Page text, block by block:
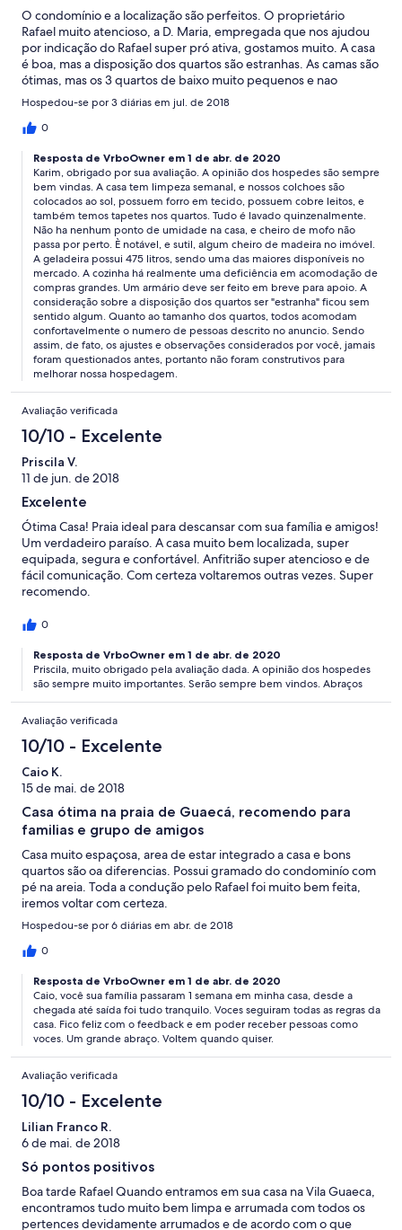
O condomínio e a localização são perfeitos. O proprietário
Rafael muito atencioso, a D. Maria, empregada que nos ajudou
por indicação do Rafael super pró ativa, gostamos muito. A casa
é boa, mas a disposição dos quartos são estranhas. As camas são
ótimas, mas os 3 quartos de baixo muito pequenos e nao
acomoda famílias com crianças, tem cheiro forte de umidade. O
quarto de cima pra família é muito bom mas não tem banheiro
exclusivo o que não é problema. A cozinha é pequena mas o
pouquíssimo espaço e 1 geladeira acaba sendo pouco.
Estávamos em 3 famílias, faltou espaço pra colocar tudo pq há
freezer mas a maioria dos itens são de geladeira. A estadia foi
boa no geral mas esses detalhes fazem diferença. Fomos bem
atendidos, e fiquei sabendo que o Rafael está fazendo
melhorias aos poucos.
Hospedou-se por 3 diárias em jul. de 2018
0
Resposta de VrboOwner em 1 de abr. de 2020
Karim, obrigado por sua avaliação. A opinião dos hospedes são sempre
bem vindas. A casa tem limpeza semanal, e nossos colchoes são
colocados ao sol, possuem forro em tecido, possuem cobre leitos, e
também temos tapetes nos quartos. Tudo é lavado quinzenalmente.
Não ha nenhum ponto de umidade na casa, e cheiro de mofo não
passa por perto. È notável, e sutil, algum cheiro de madeira no imóvel.
A geladeira possui 475 litros, sendo uma das maiores disponíveis no
mercado. A cozinha há realmente uma deficiência em acomodação de
compras grandes. Um armário deve ser feito em breve para apoio. A
consideração sobre a disposição dos quartos ser "estranha" ficou sem
sentido algum. Quanto ao tamanho dos quartos, todos acomodam
confortavelmente o numero de pessoas descrito no anuncio. Sendo
assim, de fato, os ajustes e observações considerados por você, jamais
foram questionados antes, portanto não foram construtivos para
melhorar nossa hospedagem.
Avaliação verificada
10/10 - Excelente
Priscila V.
11 de jun. de 2018
Excelente
Ótima Casa! Praia ideal para descansar com sua família e amigos!
Um verdadeiro paraíso. A casa muito bem localizada, super
equipada, segura e confortável. Anfitrião super atencioso e de
fácil comunicação. Com certeza voltaremos outras vezes. Super
recomendo.
0
Resposta de VrboOwner em 1 de abr. de 2020
Priscila, muito obrigado pela avaliação dada. A opinião dos hospedes
são sempre muito importantes. Serão sempre bem vindos. Abraços
Avaliação verificada
10/10 - Excelente
Caio K.
15 de mai. de 2018
Casa ótima na praia de Guaecá, recomendo para
familias e grupo de amigos
Casa muito espaçosa, area de estar integrado a casa e bons
quartos são oa diferencias. Possui gramado do condominío com
pé na areia. Toda a condução pelo Rafael foi muito bem feita,
iremos voltar com certeza.
Hospedou-se por 6 diárias em abr. de 2018
0
Resposta de VrboOwner em 1 de abr. de 2020
Caio, você sua família passaram 1 semana em minha casa, desde a
chegada até saída foi tudo tranquilo. Voces seguiram todas as regras da
casa. Fico feliz com o feedback e em poder receber pessoas como
voces. Um grande abraço. Voltem quando quiser.
Avaliação verificada
10/10 - Excelente
Lilian Franco R.
6 de mai. de 2018
Só pontos positivos
Boa tarde Rafael Quando entramos em sua casa na Vila Guaeca,
encontramos tudo muito bem limpa e arrumada com todos os
pertences devidamente arrumados e de acordo com o que